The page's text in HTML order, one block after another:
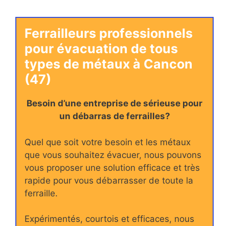
Ferrailleurs professionnels
pour évacuation de tous
types de métaux à Cancon
(47)
Besoin d’une entreprise de sérieuse pour
un débarras de ferrailles?
Quel que soit votre besoin et les métaux
que vous souhaitez évacuer, nous pouvons
vous proposer une solution efficace et très
rapide pour vous débarrasser de toute la
ferraille.
Expérimentés, courtois et efficaces, nous